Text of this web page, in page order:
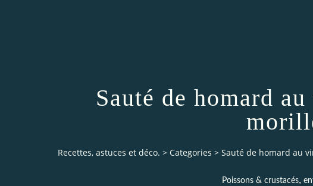
Sauté de homard
Recettes, astuces et déco. > Categories > Sauté de homard au
Poissons & crustacés,